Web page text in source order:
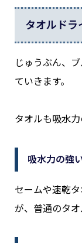
タオルドラ
じゅうぶん、
ていきます。
タオルも吸水力
吸水力の強
セームや速乾
が、普通のタ